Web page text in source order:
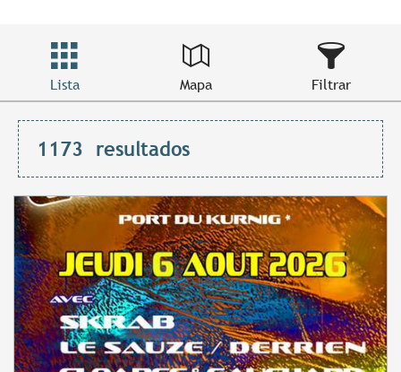
Lista Mapa Filtrar
1173 resultados